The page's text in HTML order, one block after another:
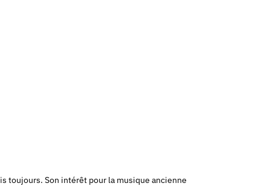
toujours. Son intérêt pour la musique ancienne